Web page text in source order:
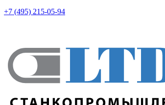
+7 (495) 215-05-94